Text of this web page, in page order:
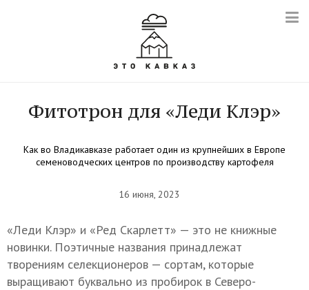
Фитотрон для «Леди Клэр»
Как во Владикавказе работает один из крупнейших в Европе
семеноводческих центров по производству картофеля
16 июня, 2023
«Леди Клэр» и «Ред Скарлетт» — это не книжные
новинки. Поэтичные названия принадлежат
творениям селекционеров — сортам, которые
выращивают буквально из пробирок в Северо-